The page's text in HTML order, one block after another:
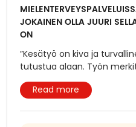
JOKAINEN OLLA JUURI
ON
”Kesätyö on kiva ja
tutustua alaan. Työn
Read more